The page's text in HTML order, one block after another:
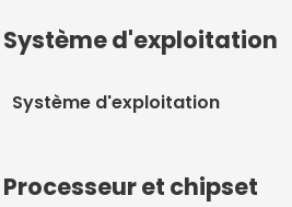
Système d'exploitation
Système d'exploitation
Processeur et chipset